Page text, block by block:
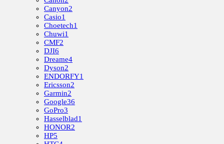
Canyon2
Casio1
Choetech1
Chuwi1
CMF2
DJI6
Dreame4
Dyson2
ENDORFY1
Ericsson2
Garmin2
Google36
GoPro3
Hasselblad1
HONOR2
HP5